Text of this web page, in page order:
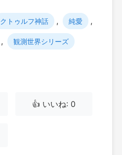
クトゥルフ神話 , 純愛 ,
, 観測世界シリーズ
👍 いいね: 0